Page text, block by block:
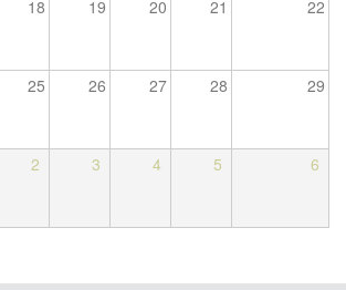
18 19 20 21 22
25 26 27 28 29
2 3 4 5 6